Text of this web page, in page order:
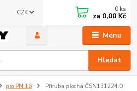
Menu
CZK
Hledat
0 ks
za 0,00 Kč
pro PN 16
Příruba plochá ČSN131224.0